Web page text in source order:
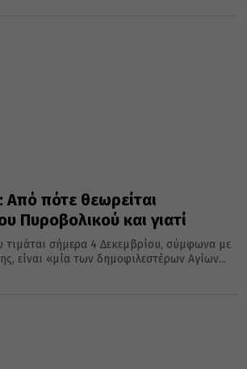
πότε θεωρείται
Πυροβολικού και γιατί
τιμάται σήμερα 4 Δεκεμβρίου, σύμφωνα με
είναι «μία των δημοφιλεστέρων Aγίων...